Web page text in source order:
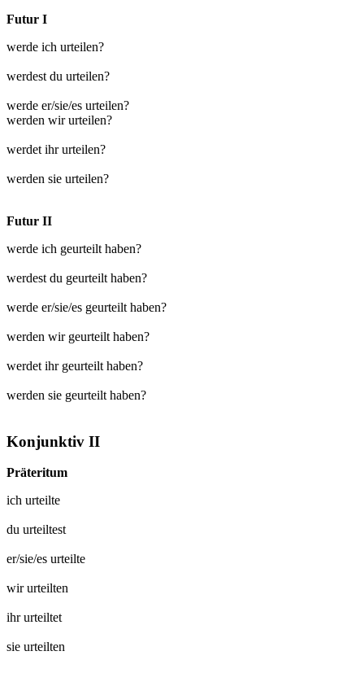
Futur I
werde ich urteilen?
werdest du urteilen?
werde er/sie/es urteilen?
werden wir urteilen?
werdet ihr urteilen?
werden sie urteilen?
Futur II
werde ich geurteilt haben?
werdest du geurteilt haben?
werde er/sie/es geurteilt haben?
werden wir geurteilt haben?
werdet ihr geurteilt haben?
werden sie geurteilt haben?
Konjunktiv II
Präteritum
ich urteilte
du urteiltest
er/sie/es urteilte
wirurteilten
ihrurteiltet
sie urteilten